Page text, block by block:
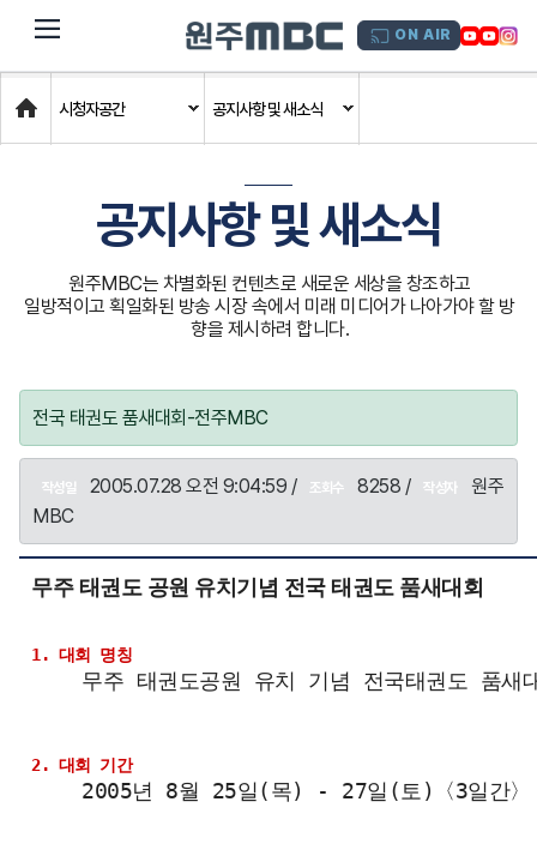
dehaze ON AIR
Home
시청자공간 공지사항 및 새소식
공지사항 및 새소식
원주MBC는 차별화된 컨텐츠로 새로운 세상을 창조하고
일방적이고 획일화된 방송 시장 속에서 미래 미디어가 나아가야 할 방
향을 제시하려 합니다.
전국 태권도 품새대회-전주MBC
작성일 2005.07.28 오전 9:04:59 / 조회수 8258 / 작성자
원주
MBC
무주 태권도 공원 유치기념 전국 태권도 품새대회
1. 대회 명칭
2. 대회 기간